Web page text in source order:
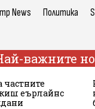
News Политика
важните
частните
еърлайнс